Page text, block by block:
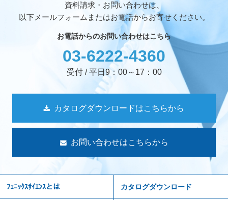
資料請求・お問い合わせは、
以下メールフォームまたはお電話からお寄せください。
お電話からのお問い合わせはこちら
03-6222-4360
受付 / 平日9：00～17：00
カタログダウンロードはこちらから
お問い合わせはこちらから
ﾌｪﾆｯｸｽｻｲｴﾝｽとは カタログダウンロード